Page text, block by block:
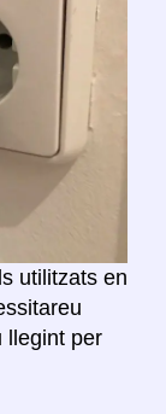
utilitzats en
llegint per